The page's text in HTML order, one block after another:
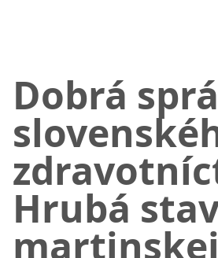
Dobrá
Hrubá
martinskej